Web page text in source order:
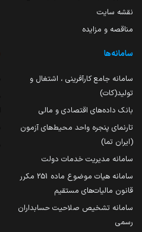
نقشه سایت
مناقصه و مزایده
سامانه‌ها
سامانه جامع کارآفرینی ، اشتغال و
تولید(کات)
بانک داده‌های اقتصادی و مالی
تارنمای پنجره واحد محیط‌های آزمون
(ایران تما)
سامانه مدیریت خدمات دولت
سامانه هیات موضوع ماده 251 مکرر
قانون مالیات‌های مستقیم
سامانه تشخیص صلاحیت حسابداران
رسمی